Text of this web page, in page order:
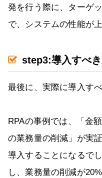
発を行う際に、ターゲ
で、システムの性能が上
step3:導入すべ
最後に、実際に導入す
RPAの事例では、「金
の業務量の削減」が実
導入することになるで
し、業務量の削減が